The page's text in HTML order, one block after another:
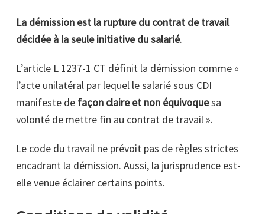
La démission est la rupture du contrat de travail
décidée à la seule initiative du salarié.
L’article L 1237-1 CT définit la démission comme «
l’acte unilatéral par lequel le salarié sous CDI
manifeste de façon claire et non équivoquesa
volonté de mettre fin au contrat de travail ».
Le code du travail ne prévoit pas de règles strictes
encadrant la démission. Aussi, la jurisprudence est-
elle venue éclairer certains points.